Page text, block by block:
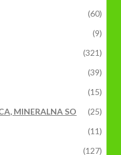
(60)
(9)
(321)
(39)
(15)
MINERALNA SO
(25)
(11)
(127)